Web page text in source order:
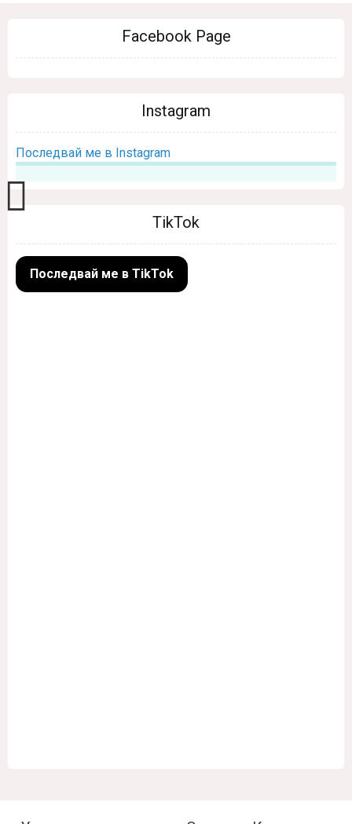
Facebook Page
Instagram
Последвай ме в Instagram
TikTok
Последвай ме в TikTok